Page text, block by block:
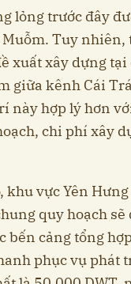
lỏng trước đây
Muỗm. Tuy nhiên,
xuất xây dựng tại
giữa kênh Cái
này hợp lý hơn
chi phí xây
khu vực Yên
quy hoạch
bến cảng tổng
phục vụ phát